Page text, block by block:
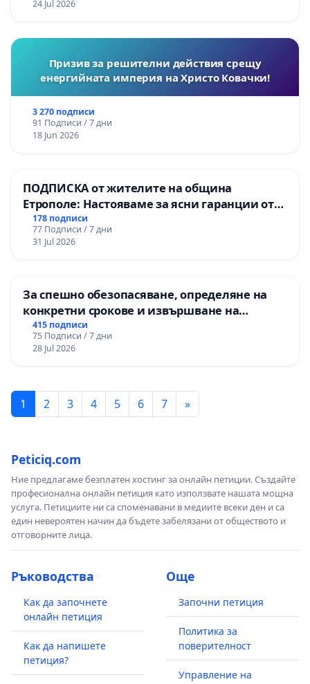
24 Jul 2026
Призив за решителни действия срещу
енергийната империя на Христо Ковачки!
3 270 подписи
91 Подписи / 7 дни
18 Jun 2026
ПОДПИСКА от жителите на община
Етрополе: Настояваме за ясни гаранции от
“Елаците-МЕД” АД и от държавата, че ще се
изпълнят всички екологични норми!
178 подписи
77 Подписи / 7 дни
31 Jul 2026
За спешно обезопасяване, определяне на
конкретни срокове и извършване на
цялостна рехабилитация на
републиканския път между пътен възел АМ
„Тракия“ - гр. Ихтиман - с. Мирово - к.к.
415 подписи
75 Подписи / 7 дни
28 Jul 2026
1 2 3 4 5 6 7 »
Peticiq.com
Ние предлагаме безплатен хостинг за онлайн петиции. Създайте
професионална онлайн петиция като използвате нашата мощна
услуга. Петициите ни са споменавани в медиите всеки ден и са
един невероятен начин да бъдете забелязани от обществото и
отговорните лица.
Ръководства
Как да започнете
онлайн петиция
Как да напишете
петиция?
Още
Започни петиция
Политика за
поверителност
Управление на